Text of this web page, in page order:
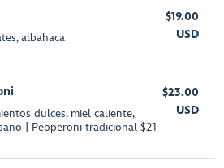
albahaca
$19.00
USD
dulces, miel caliente,
| Pepperoni tradicional $21
$23.00
USD